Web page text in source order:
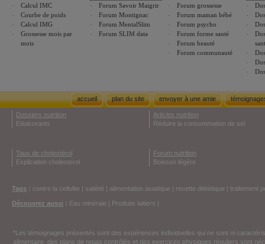
Calcul IMC
Courbe de poids
Calcul IMG
Grossesse mois par
mois
Forum Savoir Maigrir
Forum Montignac
Forum MentalSlim
Forum SLIM data
Forum grossesse
Forum maman bébé
Forum psycho
Forum forme santé
Forum beauté
Forum communauté
accueil plan du site envoyer à une amie
Dossiers nutrition
Edulcorants
Articles nutrition
Réduire la consommation de sel
Taux de cholestérol
Explication cholesterol
Forum nutrition
Boisson légère
Tags : contre la cellulite | satiété | alimentation asiatique | recette diététique | traitement
Découvrez aussi : Eau minérale | Produits laitiers |
*Les témoignages présentés sont des expériences individuelles qui ne sont ni
alimentaire, des plans de repas contrôlés et des exercices physiques réguliers sont